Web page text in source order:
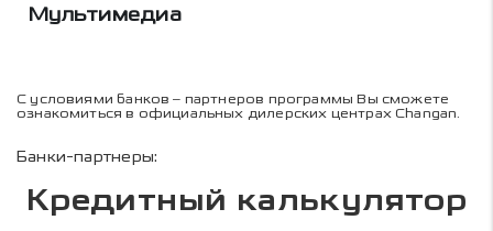
Мультимедиа
С условиями банков – партнеров программы Вы сможете
ознакомиться в официальных дилерских центрах Changan.
Банки-партнеры:
Кредитный калькулятор